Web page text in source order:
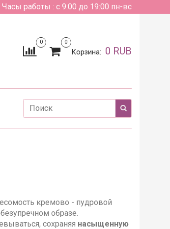
Часы работы : с 9:00 до 19:00 пн-вс
0 0
Корзина: 0 RUB
кремово - пудровой
образе.
сохраняя насыщенную